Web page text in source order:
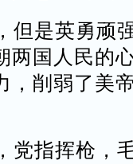
是英勇顽
两国人民的
，削弱了美
指挥枪，